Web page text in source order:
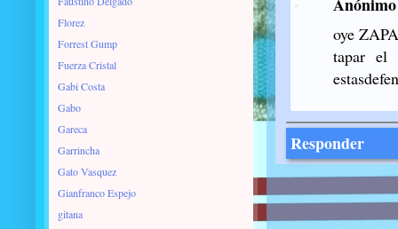
oye
tapar el
Responder
Florez
Forrest Gump
Fuerza Cristal
Gabi Costa
Gabo
Gareca
Garrincha
Gato Vasquez
Gianfranco Espejo
gitana